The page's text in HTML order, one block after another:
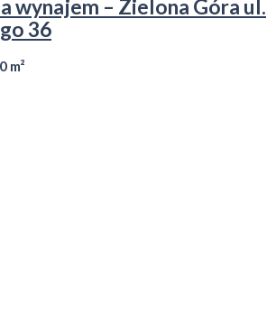
wynajem – Zielona Góra ul.
36
m²